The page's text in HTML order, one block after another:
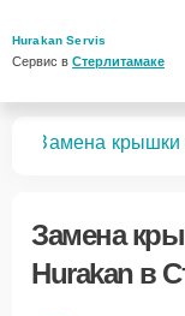
Hurakan Servis
Сервис в Стерлитамаке
Замена
Замена
Hurakan в